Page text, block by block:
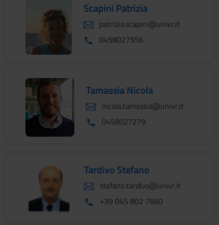
Scapini Patrizia
patrizia.scapini@univr.it
0458027556
Tamassia Nicola
nicola.tamassia@univr.it
0458027279
Tardivo Stefano
stefano.tardivo@univr.it
+39 045 802 7660